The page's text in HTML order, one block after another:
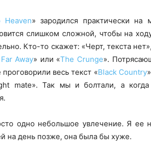
Heaven» зародился практически
слишком сложной, чтобы на
Кто-то скажет: «Черт, текста
Away» или «The Crunge».
весь текст «Black Country
mate». Так мы и болтали, а
одно небольшое увлечение. Я ее
на день позже, она была бы хуже.